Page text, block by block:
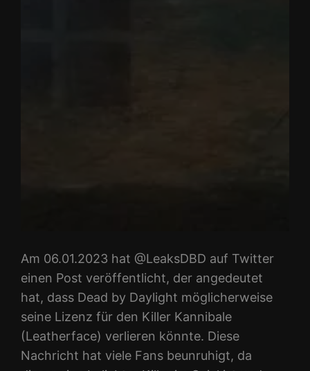
Am 06.01.2023 hat @LeaksDBD auf Twitter
einen Post veröffentlicht, der angedeutet
hat, dass Dead by Daylight möglicherweise
seine Lizenz für den Killer Kannibale
(Leatherface) verlieren könnte. Diese
Nachricht hat viele Fans beunruhigt, da